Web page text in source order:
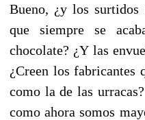
Bueno, ¿y los surtidos
que siempre se
chocolate? ¿Y las
¿Creen los fabricantes
como la de las
como ahora somos